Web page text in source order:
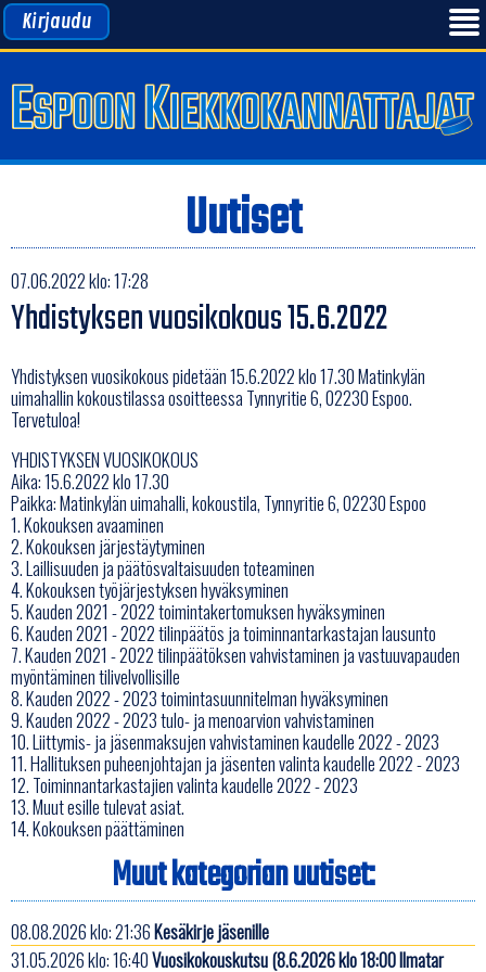
Kirjaudu
Uutiset
07.06.2022 klo: 17:28
Yhdistyksen vuosikokous 15.6.2022
Yhdistyksen vuosikokous pidetään 15.6.2022 klo 17.30 Matinkylän
uimahallin kokoustilassa osoitteessa Tynnyritie 6, 02230 Espoo.
Tervetuloa!
YHDISTYKSEN VUOSIKOKOUS
Aika: 15.6.2022 klo 17.30
Paikka: Matinkylän uimahalli, kokoustila, Tynnyritie 6, 02230 Espoo
1. Kokouksen avaaminen
2. Kokouksen järjestäytyminen
3. Laillisuuden ja päätösvaltaisuuden toteaminen
4. Kokouksen työjärjestyksen hyväksyminen
5. Kauden 2021 - 2022 toimintakertomuksen hyväksyminen
6. Kauden 2021 - 2022 tilinpäätös ja toiminnantarkastajan lausunto
7. Kauden 2021 - 2022 tilinpäätöksen vahvistaminen ja vastuuvapauden
myöntäminen tilivelvollisille
8. Kauden 2022 - 2023 toimintasuunnitelman hyväksyminen
9. Kauden 2022 - 2023 tulo- ja menoarvion vahvistaminen
10. Liittymis- ja jäsenmaksujen vahvistaminen kaudelle 2022 - 2023
11. Hallituksen puheenjohtajan ja jäsenten valinta kaudelle 2022 - 2023
12. Toiminnantarkastajien valinta kaudelle 2022 - 2023
13. Muut esille tulevat asiat.
14. Kokouksen päättäminen
Muut kategorian uutiset:
08.08.2026 klo: 21:36Kesäkirje jäsenille
31.05.2026 klo: 16:40Vuosikokouskutsu (8.6.2026 klo 18:00 Ilmatar